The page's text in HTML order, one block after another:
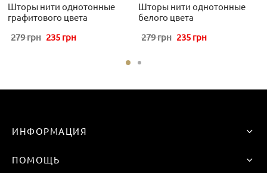
Шторы нити однотонные
графитового цвета
279грн
Первоначальная
235 грн
Текущая
Шторы нити однотонные
белого цвета
279грн
Первоначальная
составляла
235 грн
Текущая
235 грн
ПОМОЩЬ
ИНФОРМАЦИЯ